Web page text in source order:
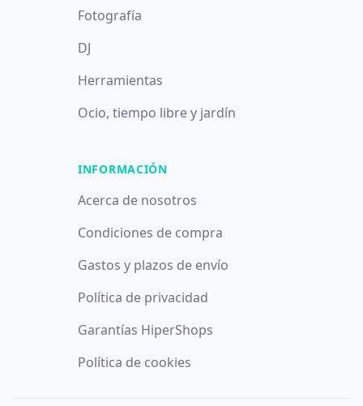
Fotografía
DJ
Herramientas
Ocio, tiempo libre y jardín
INFORMACIÓN
Acerca de nosotros
Condiciones de compra
Gastos y plazos de envío
Política de privacidad
Garantías HiperShops
Política de cookies